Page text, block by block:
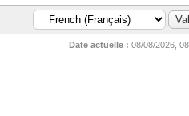
Date actuelle : 08/08/2026,